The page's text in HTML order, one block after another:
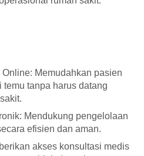
Memudahkan pasien
temu tanpa harus datang
Mendukung pengelolaan
efisien dan aman.
akses konsultasi medis